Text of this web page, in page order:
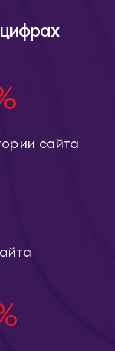
сайта